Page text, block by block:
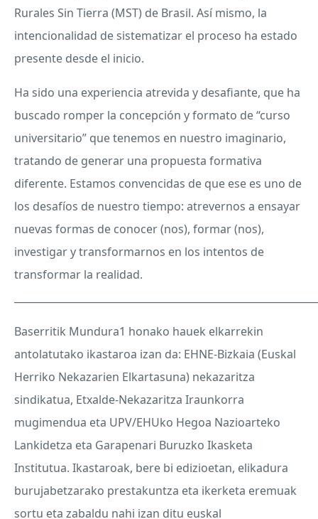
Rurales Sin Tierra (MST) de Brasil. Así mismo, la
intencionalidad de sistematizar el proceso ha estado
presente desde el inicio.
Ha sido una experiencia atrevida y desafiante, que ha
buscado romper la concepción y formato de “curso
universitario” que tenemos en nuestro imaginario,
tratando de generar una propuesta formativa
diferente. Estamos convencidas de que ese es uno de
los desafíos de nuestro tiempo: atrevernos a ensayar
nuevas formas de conocer (nos), formar (nos),
investigar y transformarnos en los intentos de
transformar la realidad.
Baserritik Mundura1 honako hauek elkarrekin
antolatutako ikastaroa izan da: EHNE-Bizkaia (Euskal
Herriko Nekazarien Elkartasuna) nekazaritza
sindikatua, Etxalde-Nekazaritza Iraunkorra
mugimendua eta UPV/EHUko Hegoa Nazioarteko
Lankidetza eta Garapenari Buruzko Ikasketa
Institutua. Ikastaroak, bere bi edizioetan, elikadura
burujabetzarako prestakuntza eta ikerketa eremuak
sortu eta zabaldu nahi izan ditu euskal